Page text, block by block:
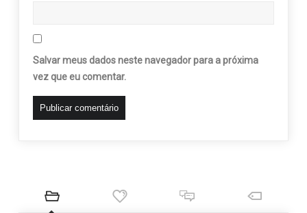
Salvar meus dados neste navegador para a próxima
vez que eu comentar.